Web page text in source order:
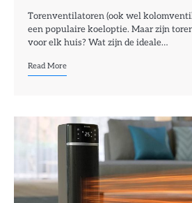
Torenventilatoren (ook wel
een populaire koeloptie. Maar zijn
voor elk huis? Wat zijn de ideale…
Read More